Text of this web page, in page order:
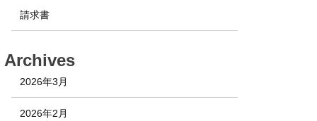
請求書
Archives
2026年3月
2026年2月